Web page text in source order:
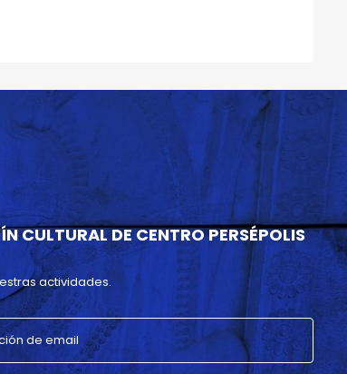
CULTURAL DE CENTRO PERSÉPOLIS
actividades.